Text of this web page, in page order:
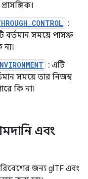
:
বর্তমান সময়ে পাসথ্রু
: এটি
সময়ে তার নিজস্ব
কি না।
এবং
জন্য glTF এবং